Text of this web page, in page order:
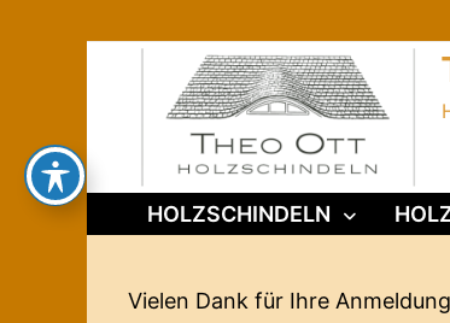
zum
HOLZSCHINDELN
Vielen Dank für Ihre